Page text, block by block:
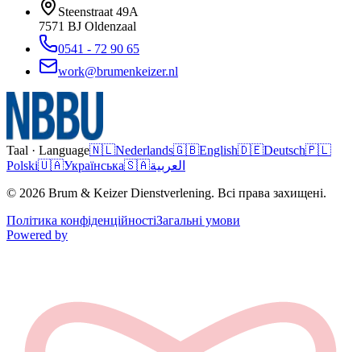
Steenstraat 49A
7571 BJ Oldenzaal
0541 - 72 90 65
work@brumenkeizer.nl
Taal · Language🇳🇱Nederlands🇬🇧English🇩🇪Deutsch🇵🇱
Polski🇺🇦Українська🇸🇦العربية
© 2026 Brum & Keizer Dienstverlening. Всі права захищені.
Політика конфіденційностіЗагальні умови
Powered by